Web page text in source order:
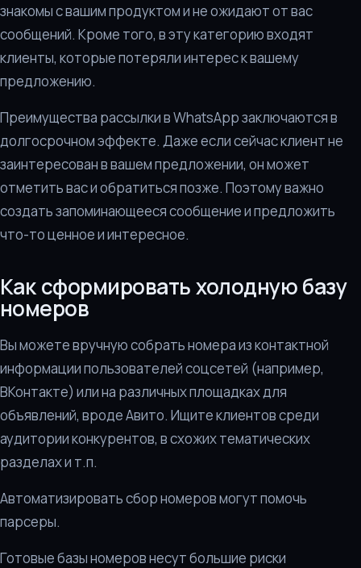
знакомы с вашим продуктом и не ожидают от вас
сообщений. Кроме того, в эту категорию входят
клиенты, которые потеряли интерес к вашему
предложению.
Преимущества рассылки в WhatsApp заключаются в
долгосрочном эффекте. Даже если сейчас клиент не
заинтересован в вашем предложении, он может
отметить вас и обратиться позже. Поэтому важно
создать запоминающееся сообщение и предложить
что-то ценное и интересное.
Как сформировать холодную базу
номеров
Вы можете вручную собрать номера из контактной
информации пользователей соцсетей (например,
ВКонтакте) или на различных площадках для
объявлений, вроде Авито. Ищите клиентов среди
аудитории конкурентов, в схожих тематических
разделах и т.п.
Автоматизировать сбор номеров могут помочь
парсеры.
Готовые базы номеров несут большие риски